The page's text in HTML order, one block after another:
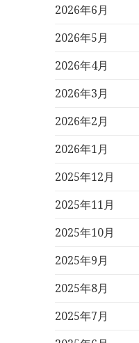
2026年6月
2026年5月
2026年4月
2026年3月
2026年2月
2026年1月
2025年12月
2025年11月
2025年10月
2025年9月
2025年8月
2025年7月